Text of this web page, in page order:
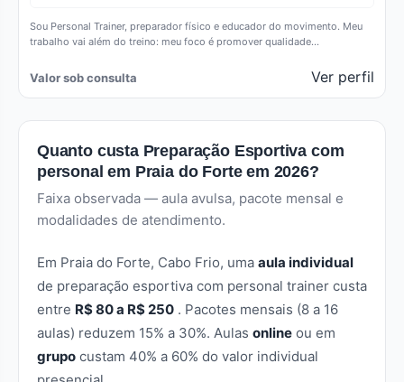
Sou Personal Trainer, preparador físico e educador do movimento. Meu
trabalho vai além do treino: meu foco é promover qualidade…
Valor sob consulta Ver perfil
Quanto custa Preparação Esportiva com
personal em Praia do Forte em 2026?
Faixa observada — aula avulsa, pacote mensal e
modalidades de atendimento.
Em Praia do Forte, Cabo Frio, uma aula individual
de preparação esportiva com personal trainer custa
entre R$ 80 a R$ 250 . Pacotes mensais (8 a 16
aulas) reduzem 15% a 30%. Aulas online ou em
grupo custam 40% a 60% do valor individual